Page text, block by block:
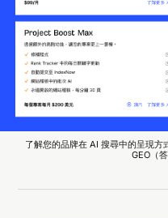
了解您的品牌在 AI 搜尋中的呈現
GEO（